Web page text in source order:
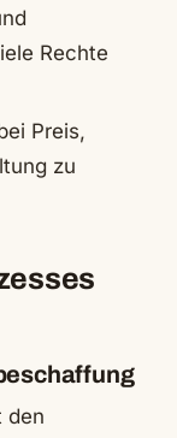
Rechte
Preis,
zu
den